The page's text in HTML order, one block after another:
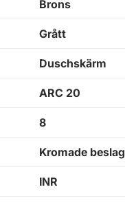
Brons
Grått
Duschskärm
ARC 20
8
Kromade beslag
INR